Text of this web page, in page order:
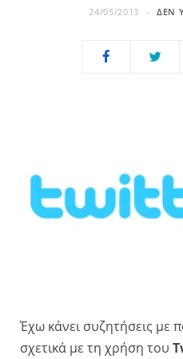
24/05/2013 ΔΕΝ
Έχω κάνει συζητήσεις με
σχετικά με τη χρήση του